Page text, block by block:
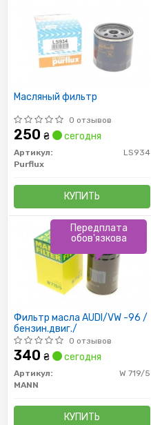
Масляный фильтр
0 отзывов
250 ₴ сегодня
Артикул:
LS934
Purflux
КУПИТЬ
Фильтр масла AUDI/VW -96 /
бензин.двиг./
0 отзывов
340 ₴ сегодня
Артикул:
W 719/5
MANN
КУПИТЬ
Передплата
обов'язкова